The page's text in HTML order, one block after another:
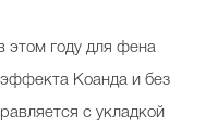
этом году для фена
Коанда и без
с укладкой